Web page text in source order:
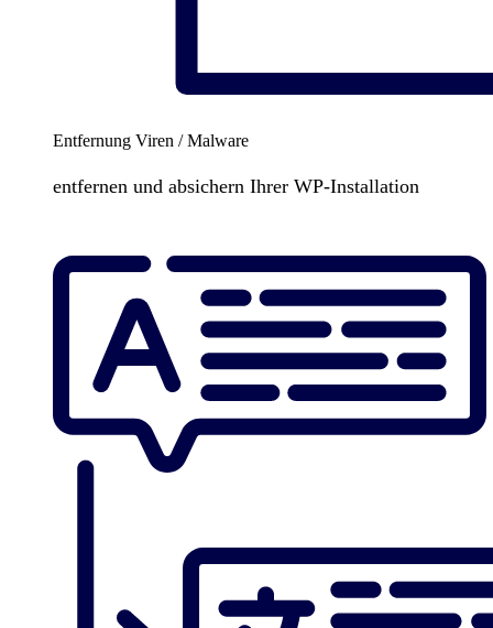
Entfernung Viren / Malware
entfernen und absichern Ihrer WP-Installation